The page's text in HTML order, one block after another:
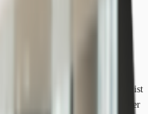
vom 18.11.2013 vom
Energieträger der Liegenschaft ist
beträgt 83.00 kWh/(m²*a). Der